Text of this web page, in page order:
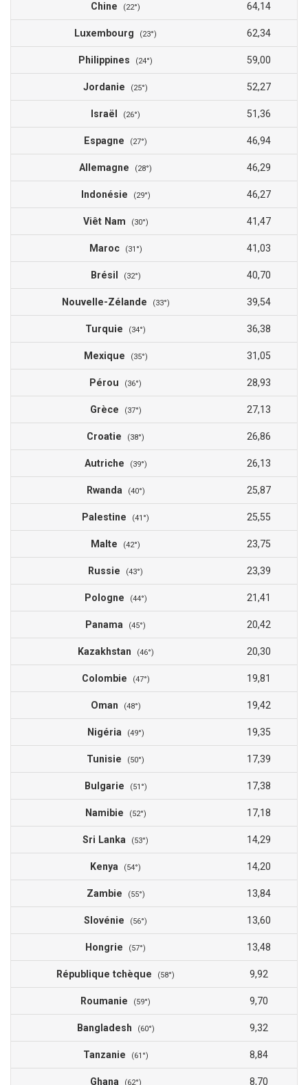
Chine (22°) 64,14
Luxembourg (23°) 62,34
Philippines (24°) 59,00
Jordanie (25°) 52,27
Israël (26°) 51,36
Espagne (27°) 46,94
Allemagne (28°) 46,29
Indonésie (29°) 46,27
Viêt Nam (30°) 41,47
Maroc (31°) 41,03
Brésil (32°) 40,70
Nouvelle-Zélande (33°) 39,54
Turquie (34°) 36,38
Mexique (35°) 31,05
Pérou (36°) 28,93
Grèce (37°) 27,13
Croatie (38°) 26,86
Autriche (39°) 26,13
Rwanda (40°) 25,87
Palestine (41°) 25,55
Malte (42°) 23,75
Russie (43°) 23,39
Pologne (44°) 21,41
Panama (45°) 20,42
Kazakhstan (46°) 20,30
Colombie (47°) 19,81
Oman (48°) 19,42
Nigéria (49°) 19,35
Tunisie (50°) 17,39
Bulgarie (51°) 17,38
Namibie (52°) 17,18
Sri Lanka (53°) 14,29
Kenya (54°) 14,20
Zambie (55°) 13,84
Slovénie (56°) 13,60
Hongrie (57°) 13,48
République tchèque (58°) 9,92
Roumanie (59°) 9,70
Bangladesh (60°) 9,32
Tanzanie (61°) 8,84
Ghana (62°) 8,70